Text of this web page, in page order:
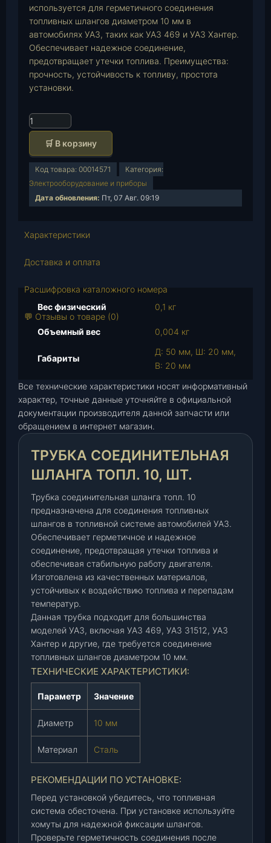
используется для герметичного соединения
топливных шлангов диаметром 10 мм в
автомобилях УАЗ, таких как УАЗ 469 и УАЗ Хантер.
Обеспечивает надежное соединение,
предотвращает утечки топлива. Преимущества:
прочность, устойчивость к топливу, простота
установки.
К
о
и
в
т
в
р
б
к
а
с
е
д
и
н
и
т
е
л
ь
н
а
я
ш
л
а
н
.
1
ш
т
🛒 В корзину
Код товара: 00014571
Категория:
Электрооборудование и приборы
Дата обновления: Пт, 07 Авг. 09:19
Характеристики
Доставка и оплата
Расшифровка каталожного номера
💬 Отзывы о товаре (0)
Вес физический 0,1 кг
Объемный вес 0,004 кг
Габариты
Д: 50 мм, Ш: 20 мм,
В: 20 мм
Все технические характеристики носят информативный
характер, точные данные уточняйте в официальной
документации производителя данной запчасти или
обращением в интернет магазин.
ТРУБКА СОЕДИНИТЕЛЬНАЯ
ШЛАНГА ТОПЛ. 10, ШТ.
Трубка соединительная шланга топл. 10
предназначена для соединения топливных
шлангов в топливной системе автомобилей УАЗ.
Обеспечивает герметичное и надежное
соединение, предотвращая утечки топлива и
обеспечивая стабильную работу двигателя.
Изготовлена из качественных материалов,
устойчивых к воздействию топлива и перепадам
температур.
Данная трубка подходит для большинства
моделей УАЗ, включая УАЗ 469, УАЗ 31512, УАЗ
Хантер и другие, где требуется соединение
топливных шлангов диаметром 10 мм.
ТЕХНИЧЕСКИЕ ХАРАКТЕРИСТИКИ:
Параметр Значение
Диаметр 10 мм
Материал Сталь
РЕКОМЕНДАЦИИ ПО УСТАНОВКЕ:
Перед установкой убедитесь, что топливная
система обесточена. При установке используйте
хомуты для надежной фиксации шлангов.
Проверьте герметичность соединения после